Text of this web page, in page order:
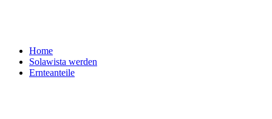
Home
Solawista werden
Ernteanteile